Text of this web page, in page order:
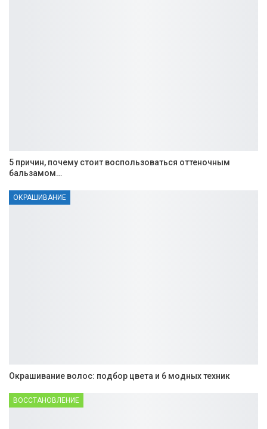
5 причин, почему стоит воспользоваться оттеночным
бальзамом…
ОКРАШИВАНИЕ
Окрашивание волос: подбор цвета и 6 модных техник
ВОССТАНОВЛЕНИЕ